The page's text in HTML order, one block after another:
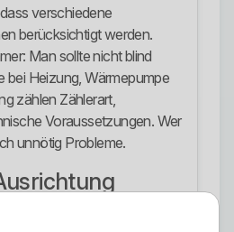
verschiedene
berücksichtigt werden.
Man sollte nicht blind
bei Heizung, Wärmepumpe
zählen Zählerart,
Voraussetzungen. Wer
unnötig Probleme.